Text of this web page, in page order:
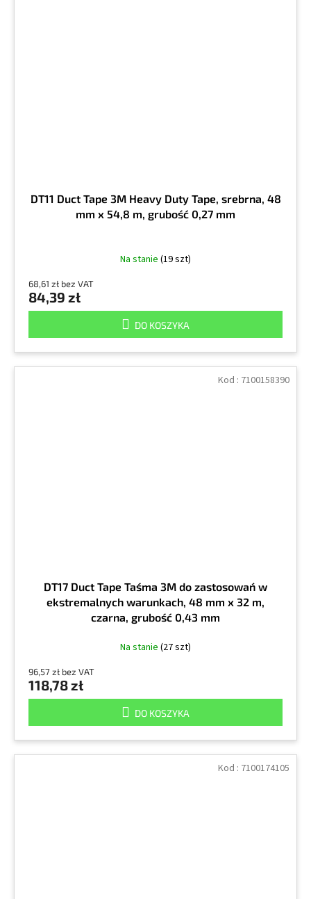
DT11 Duct Tape 3M Heavy Duty Tape, srebrna, 48
mm x 54,8 m, grubość 0,27 mm
Na stanie (19 szt)
68,61 zł bez VAT
84,39 zł
DO KOSZYKA
DT17 Duct Tape Taśma 3M do zastosowań w
ekstremalnych warunkach, 48 mm x 32 m,
czarna, grubość 0,43 mm
Na stanie (27 szt)
96,57 zł bez VAT
118,78 zł
DO KOSZYKA
Kod : 7100158390
Kod : 7100174105